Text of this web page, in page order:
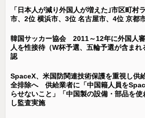
「日本人が減り外国人が増えた｣市区町
市、2位 横浜市、3位 名古屋市、4位 京都
韓国サッカー協会 2011～12年に外国人
人を性接待（W杯予選、五輪予選が含ま
認
SpaceX、米国防関連技術保護を重視し供
全排除へ 供給業者に「中国籍人員を
らせないこと」「中国製の設備・部品を
し監査実施